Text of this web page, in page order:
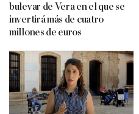
bulevar de Vera en el que se
invertirá más de cuatro
millones de euros